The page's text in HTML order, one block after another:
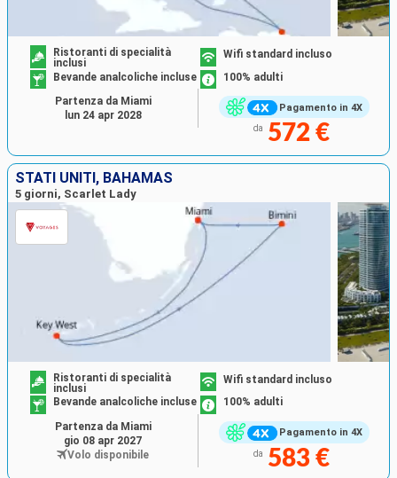
Pagamento in 4X
Ristoranti di specialità
inclusi
Wifi standard incluso
Bevande analcoliche incluse
100% adulti
da 572 €
Partenza da Miami
lun 24 apr 2028
STATI UNITI, BAHAMAS
5 giorni, Scarlet Lady
Pagamento in 4X
Ristoranti di specialità
inclusi
Wifi standard incluso
Bevande analcoliche incluse
100% adulti
da 583 €
Partenza da Miami
gio 08 apr 2027
Volo disponibile